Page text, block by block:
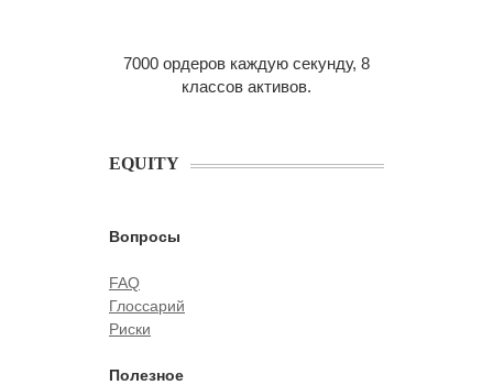
7000 ордеров каждую секунду, 8
классов активов.
EQUITY
Вопросы
FAQ
Глоссарий
Риски
Полезное